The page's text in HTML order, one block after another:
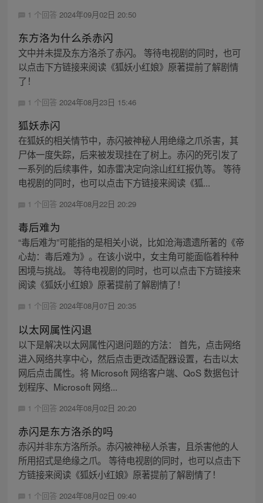
1 个回答 2024年09月02日 20:50
东方洛为什么杀赤闪
文中并未提及东方洛杀了赤闪。 等待电视剧的同时，也可
以点击下方链接来阅读《狐妖小红娘》原著提前了解剧情
了！
1 个回答 2024年08月23日 15:46
狐妖赤闪
在狐妖的相关情节中，赤闪被神秘人用绝缘之爪杀害，其
尸体一度失踪，后来被发现挂在了树上。赤闪的死引发了
一系列的后续事件，如赤雷决定向涂山红红报仇等。 等待
电视剧的同时，也可以点击下方链接来阅读《狐...
1 个回答 2024年08月22日 20:29
毒后难为
“毒后难为”可能指的是相关小说，比如沧海遗遗所著的《帝
心劫：毒后难为》。在该小说中，女主角可能面临着种种
困境与挑战。 等待电视剧的同时，也可以点击下方链接来
阅读《狐妖小红娘》原著提前了解剧情了！
1 个回答 2024年08月07日 20:35
以太网属性闪退
以下是解决以太网属性闪退问题的方法： 首先，点击网络
进入网络共享中心，然后点击更改适配器设置，右击以太
网后点击属性。将 Microsoft 网络客户端、QoS 数据包计
划程序、Microsoft 网络...
1 个回答 2024年08月02日 20:20
赤闪是东方洛杀的吗
赤闪并非东方洛所杀。赤闪被神秘人杀害，且杀害他的人
所用招式是绝缘之爪。 等待电视剧的同时，也可以点击下
方链接来阅读《狐妖小红娘》原著提前了解剧情了！
1 个回答 2024年08月02日 09:40